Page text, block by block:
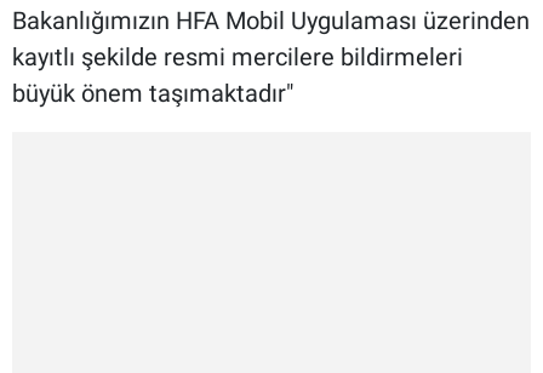
Bakanlığımızın HFA Mobil Uygulaması üzerinden
kayıtlı şekilde resmi mercilere bildirmeleri
büyük önem taşımaktadır"